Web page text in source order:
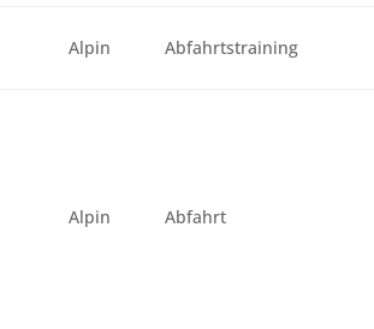
Alpin Abfahrtstraining
Alpin Abfahrt